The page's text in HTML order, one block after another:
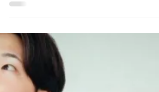
経営活動に伴って発生する「失敗」は、そ
内容をどのように解釈するかが非常に重要
成長が期待できる反面、好ましくない解釈
原因で組織の沈滞化を招いてしまうケース
あるからである。そこで、今回は組織を統
するリーダーが、「失敗」をどのように捉
て若年社員を指導すべきかを考察してみよ